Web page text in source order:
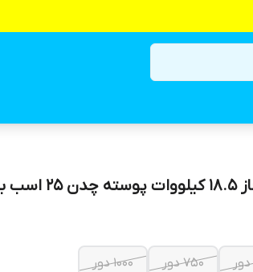
750 دور
1000 دور